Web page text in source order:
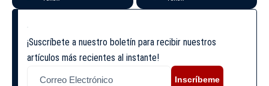
¡Suscríbete a nuestro boletín para recibir nuestros
artículos más recientes al instante!
Inscríbeme